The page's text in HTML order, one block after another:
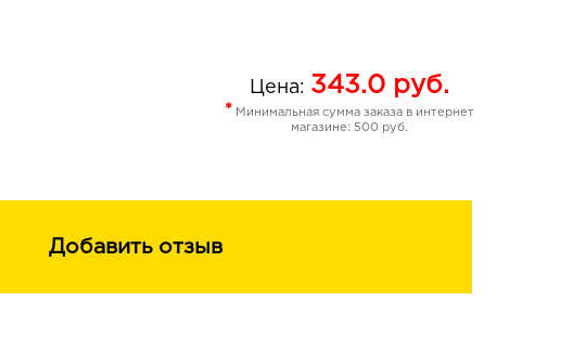
Цена: 343.0 руб.
* Минимальная сумма заказа в интернет
магазине: 500 руб.
Добавить отзыв